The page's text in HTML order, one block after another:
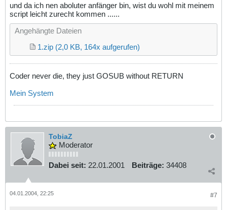
und da ich nen aboluter anfänger bin, wist du wohl mit meinem
script leicht zurecht kommen ......
Angehängte Dateien
1.zip (2,0 KB, 164x aufgerufen)
Coder never die, they just GOSUB without RETURN
Mein System
TobiaZ
Moderator
Dabei seit: 22.01.2001 Beiträge: 34408
#7
04.01.2004, 22:25